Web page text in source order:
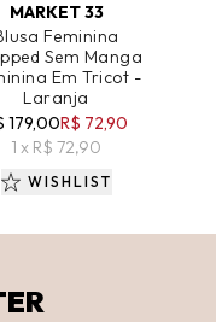
MARKET 33
Feminina
Sem Manga
Em Tricot -
Laranja
179,00R$ 72,90
1 x R$ 72,90
WISHLIST